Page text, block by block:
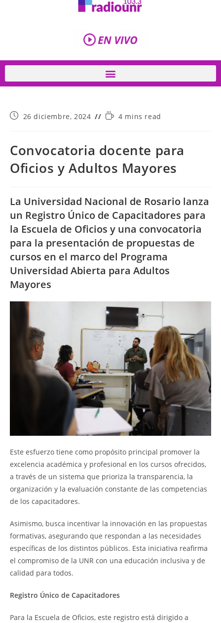
26 diciembre, 2024 4 mins read
Convocatoria docente para
Oficios y Adultos Mayores
La Universidad Nacional de Rosario lanza
un Registro Único de Capacitadores para
la Escuela de Oficios y una convocatoria
para la presentación de propuestas de
cursos en el marco del Programa
Universidad Abierta para Adultos
Mayores
Este esfuerzo tiene como propósito principal promover la
excelencia académica y profesional en los cursos ofrecidos,
a través de un sistema que prioriza la transparencia, la
organización y la evaluación constante de las competencias
de los capacitadores.
Asimismo, busca incentivar la innovación en las propuestas
formativas, asegurando que respondan a las necesidades
específicas de los distintos públicos. Esta iniciativa reafirma
el compromiso de la UNR con una educación inclusiva y de
calidad para todos.
Registro Único de Capacitadores
Para la Escuela de Oficios, este registro está dirigido a